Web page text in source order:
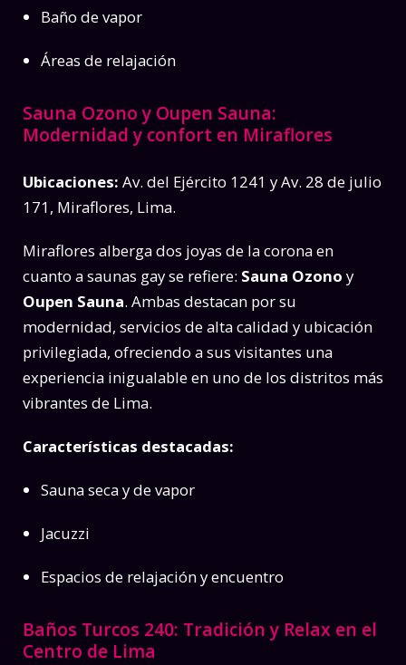
Baño de vapor
Áreas de relajación
Sauna Ozono y Oupen Sauna:
Modernidad y confort en Miraflores
Ubicaciones: Av. del Ejército 1241 y Av. 28 de julio
171, Miraflores, Lima.
Miraflores alberga dos joyas de la corona en
cuanto a saunas gay se refiere: Sauna Ozono y
Oupen Sauna. Ambas destacan por su
modernidad, servicios de alta calidad y ubicación
privilegiada, ofreciendo a sus visitantes una
experiencia inigualable en uno de los distritos más
vibrantes de Lima.
Características destacadas:
Sauna seca y de vapor
Jacuzzi
Espacios de relajación y encuentro
Baños Turcos 240: Tradición y Relax en el
Centro de Lima